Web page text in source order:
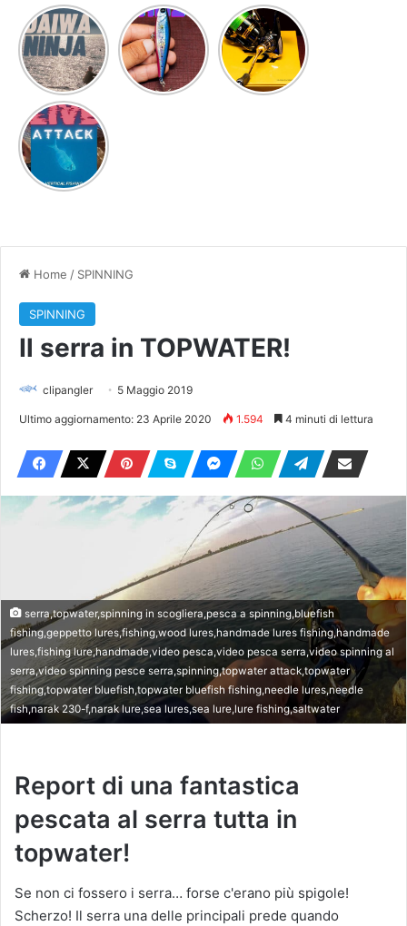
MULTIUSO
DAIWA
NINJA
NUOVO
VIDEO
PROVATO
PER VOI
TSURINOYA
Nuova
combo ULS
nuovo
video!
LIVE
ATTACK IN
UNDERWATER
Home / SPINNING
SPINNING
Il serra in TOPWATER!
clipangler 5 Maggio 2019
Ultimo aggiornamento: 23 Aprile 2020 1.594 4 minuti di lettura
serra,topwater,spinning in scogliera,pesca a spinning,bluefish
fishing,geppetto lures,fishing,wood lures,handmade lures fishing,handmade
lures,fishing lure,handmade,video pesca,video pesca serra,video spinning al
serra,video spinning pesce serra,spinning,topwater attack,topwater
fishing,topwater bluefish,topwater bluefish fishing,needle lures,needle
fish,narak 230-f,narak lure,sea lures,sea lure,lure fishing,saltwater
Report di una fantastica
pescata al serra tutta in
topwater!
Se non ci fossero i serra… forse c'erano più spigole!
Scherzo! Il serra una delle principali prede quando